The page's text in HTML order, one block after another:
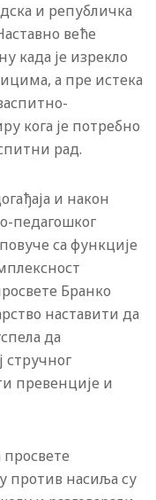
и републичка
веће
када је изрекло
а пре истека
кога је потребно
рад.
и након
педагошког
са функције
Бранко
наставити да
да
стручног
превенције и
против насиља су